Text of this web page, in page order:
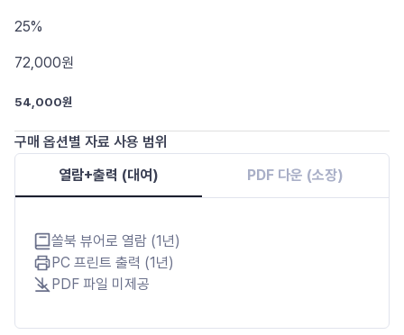
25%
72,000원
54,000원
구매 옵션별 자료 사용 범위
열람+출력 (대여)
PDF 다운 (소장)
쏠북 뷰어로 열람 (1년)
PC 프린트 출력 (1년)
PDF 파일 미제공